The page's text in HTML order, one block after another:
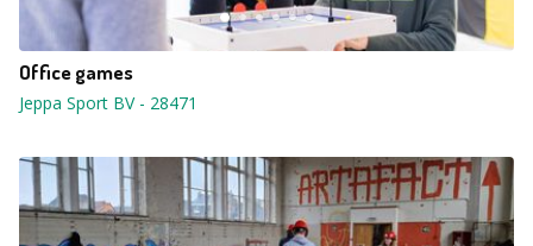
Office games
Jeppa Sport BV- 28471